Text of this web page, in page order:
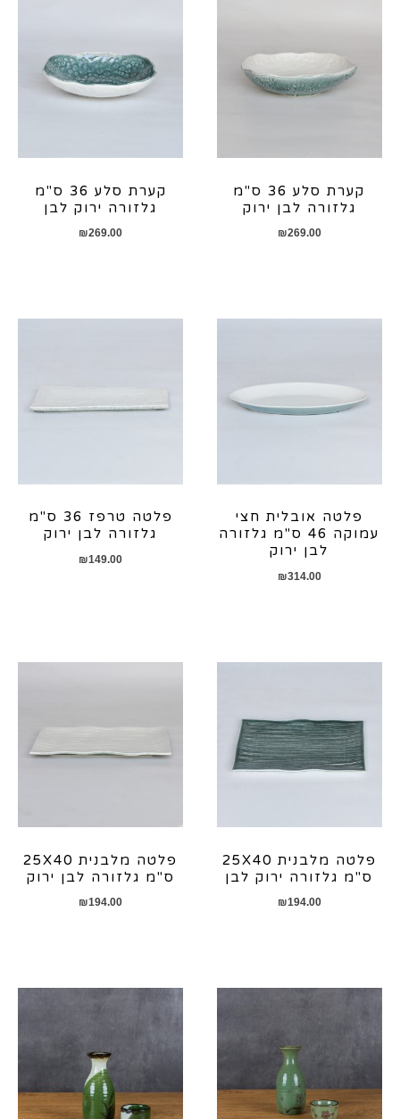
קערת סלע 36 ס"מ
גלזורה לבן ירוק
₪269.00
קערת סלע 36 ס"מ
גלזורה ירוק לבן
₪269.00
פלטה אובלית חצי
עמוקה 46 ס"מ גלזורה
לבן ירוק
₪314.00
פלטה טרפז 36 ס"מ
גלזורה לבן ירוק
₪149.00
פלטה מלבנית 25X40
ס"מ גלזורה ירוק לבן
₪194.00
פלטה מלבנית 25X40
ס"מ גלזורה לבן ירוק
₪194.00